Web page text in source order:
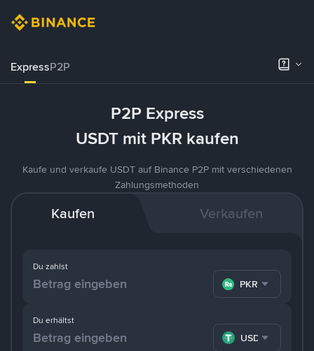
ExpressP2P
P2P Express
USDT mit PKR kaufen
Kaufe und verkaufe USDT auf Binance P2P mit verschiedenen
Zahlungsmethoden
Kaufen Verkaufen
Du zahlst
PKR
Du erhältst
USDT